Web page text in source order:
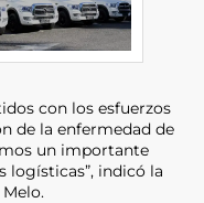
con los esfuerzos
de la enfermedad de
un importante
logísticas”, indicó la